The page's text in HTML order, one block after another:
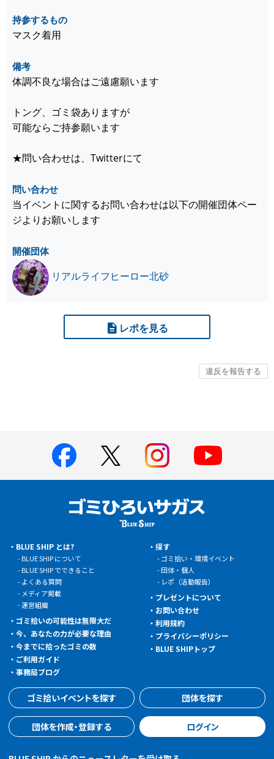
持参するもの
マスク着用
備考
体調不良な場合はご遠慮願います
トング、ゴミ袋ありますが
可能ならご持参願います
★問い合わせは、Twitterにて
問い合わせ
当イベントに関するお問い合わせは以下の開催団体ペー
ジよりお願いします
開催団体
リアルライフヒーロー北砂
レポを見る
BLUE SHIP とは?
BLUE SHIP について
BLUE SHIP でできること
よくある質問
メディア掲載
運営組織
ゴミ拾いの可能性は無限大だ
今、あなたの力が必要な理由
今までに拾ったゴミの数
ご利用ガイド
事務局ブログ
探す
ゴミ拾い・環境イベント
団体・個人
レポ（活動報告）
プレゼントについて
お問い合わせ
利用規約
プライバシーポリシー
BLUE SHIPトップ
ゴミ拾いイベントを探す 団体を探す
団体を作成・登録する ログイン